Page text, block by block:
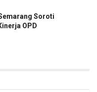
Soroti
OPD